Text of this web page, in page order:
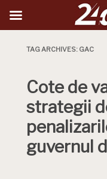
TAG ARCHIVES: GAC
Cote de
strategii
guvernul